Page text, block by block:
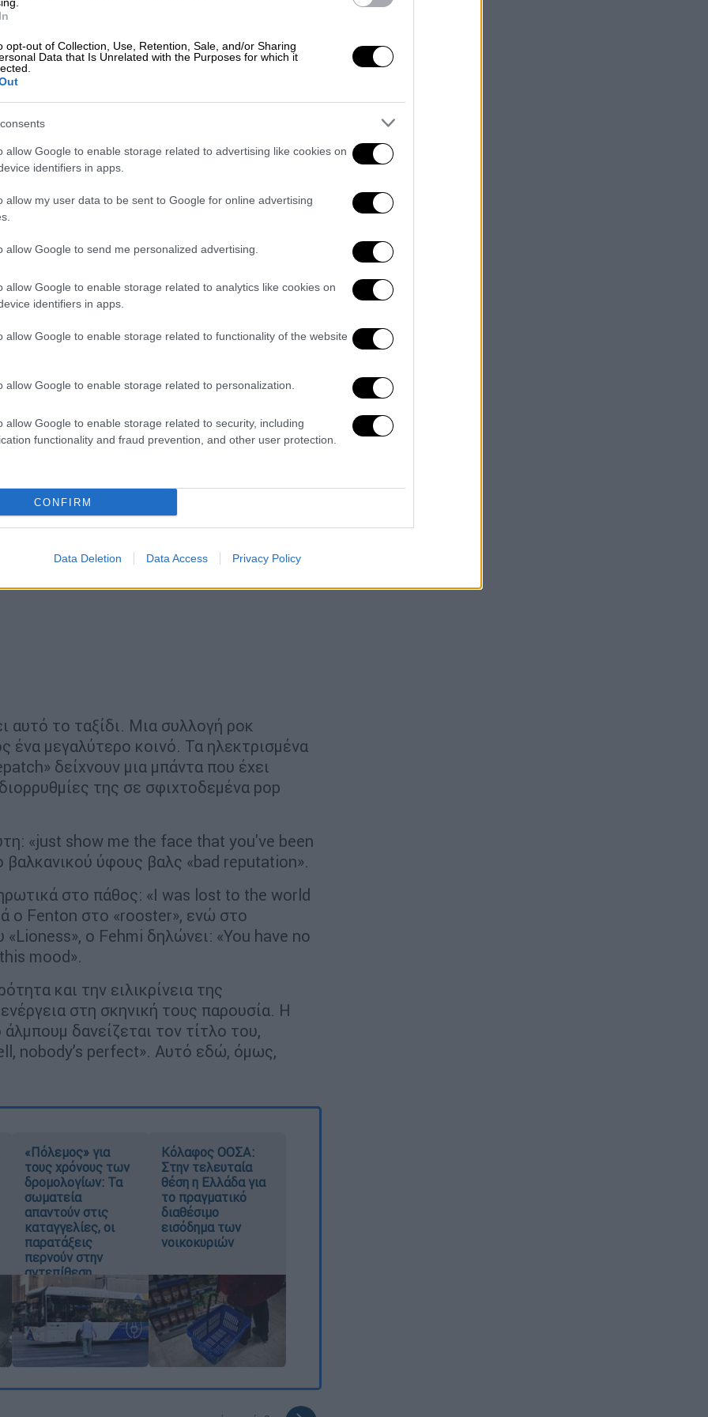
opt-out of Collection, Use, Retention, Sale, and/or Sharing
Data that Is Unrelated with the Purposes for which it
allow Google to enable storage related to advertising like cookies on
identifiers in apps.
allow my user data to be sent to Google for online advertising
allow Google to send me personalized advertising.
allow Google to enable storage related to analytics like cookies on
identifiers in apps.
allow Google to enable storage related to functionality of the website
allow Google to enable storage related to personalization.
allow Google to enable storage related to security, including
functionality and fraud prevention, and other user protection.
CONFIRM
Data Deletion Data Access Privacy Policy
χειροποίητες ηχογραφήσεις τους
Like It Hot»- διαμορφώθηκε μέσα από
, περνώντας από το υπόγειο κοινό τους
Matador που απέσπασαν διθυραμβικές
μηνών - το εκλεπτυσμένο «
Tracey
τα σετ του μέσα στο σκοτάδι και
όλο τον κόσμο , με εμφανίσεις από την
φεστιβάλ όπως τα Corona Capital,
160 συναυλίες παγκοσμίως την περίοδο
τους, μεταμορφώνοντας τον εαυτό
μπάντα που χαρίζει πολλαπλά
τα mosh pits των φεστιβάλ όσο και να
σιωπής.
αυτό το ταξίδι. Μια συλλογή ροκ
ένα μεγαλύτερο κοινό. Τα ηλεκτρισμένα
δείχνουν μια μπάντα που έχει
της σε σφιχτοδεμένα pop
«just show me the face that you've been
ύφους βαλς «bad reputation».
στο πάθος: «I was lost to the world
ο Fenton στο «rooster», ενώ στο
ο Fehmi δηλώνει: «You have no
mood».
και την ειλικρίνεια της
στη σκηνική τους παρουσία. Η
δανείζεται τον τίτλο του,
nobody’s perfect». Αυτό εδώ, όμως,
«Πόλεμος» για
τους χρόνους των
δρομολογίων: Τα
σωματεία
απαντούν στις
καταγγελίες, οι
παρατάξεις
περνούν στην
αντεπίθεση
Κόλαφος ΟΟΣΑ:
Στην τελευταία
θέση η Ελλάδα για
το πραγματικό
διαθέσιμο
εισόδημα των
νοικοκυριών